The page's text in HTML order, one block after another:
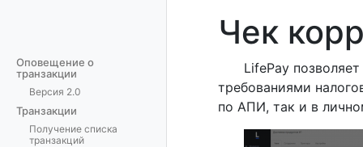
Оповещение о
транзакции
Версия 2.0
Транзакции
Получение списка
транзакций
Чек
LifePay
требованиями
по АПИ, так и в